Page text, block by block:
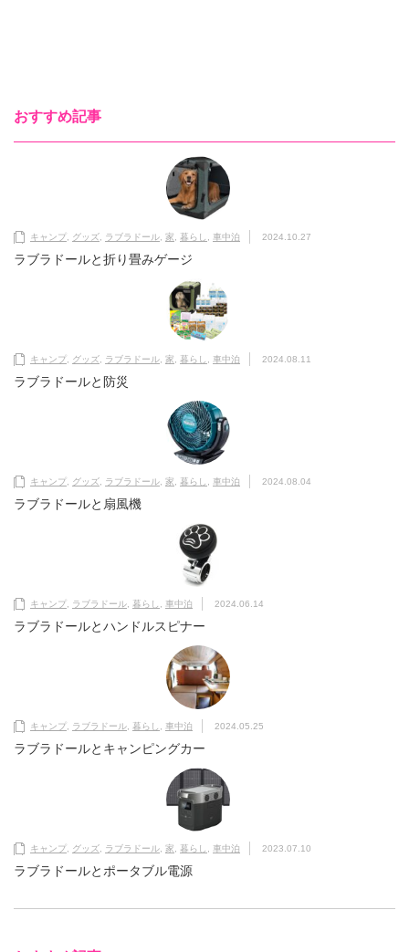
おすすめ記事
キャンプ グッズ ラブラドール 家 暮らし 車中泊 2024.10.27
ラブラドールと折り畳みゲージ
キャンプ グッズ ラブラドール 家 暮らし 車中泊 2024.08.11
ラブラドールと防災
キャンプ グッズ ラブラドール 家 暮らし 車中泊 2024.08.04
ラブラドールと扇風機
キャンプ ラブラドール 暮らし 車中泊 2024.06.14
ラブラドールとハンドルスピナー
キャンプ ラブラドール 暮らし 車中泊 2024.05.25
ラブラドールとキャンピングカー
キャンプ グッズ ラブラドール 家 暮らし 車中泊 2023.07.10
ラブラドールとポータブル電源